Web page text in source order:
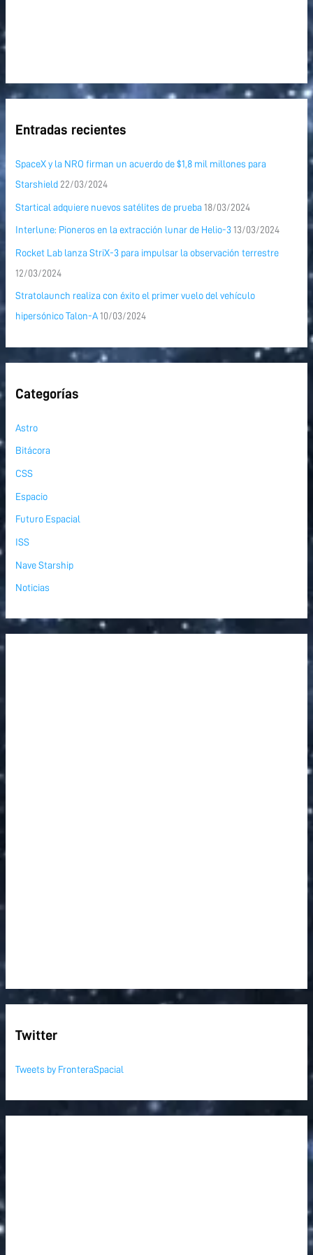
Entradas recientes
SpaceX y la NRO firman un acuerdo de $1,8 mil millones para
Starshield 22/03/2024
Startical adquiere nuevos satélites de prueba 18/03/2024
Interlune: Pioneros en la extracción lunar de Helio-3 13/03/2024
Rocket Lab lanza StriX-3 para impulsar la observación terrestre
12/03/2024
Stratolaunch realiza con éxito el primer vuelo del vehículo
hipersónico Talon-A 10/03/2024
Categorías
Astro
Bitácora
CSS
Espacio
Futuro Espacial
ISS
Nave Starship
Noticias
Twitter
Tweets by FronteraSpacial